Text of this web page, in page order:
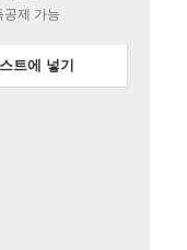
공제 가능
트에 넣기